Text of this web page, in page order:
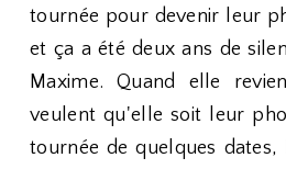
tournée pour devenir leur
et ça a été deux ans de
Maxime. Quand elle
veulent qu'elle soit leur
tournée de quelques dates,